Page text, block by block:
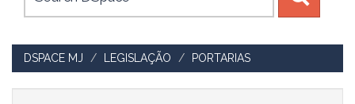
DSPACE MJ LEGISLAÇÃO PORTARIAS